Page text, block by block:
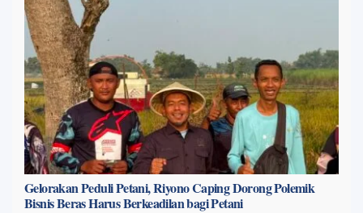
Gelorakan Peduli Petani, Riyono Caping Dorong Polemik
Bisnis Beras Harus Berkeadilan bagi Petani